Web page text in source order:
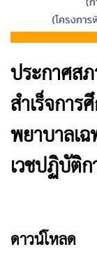
ประกาศส
สำเร็จกา
พยาบาลเ
เวชปฏิบัติ
ดาวน์โหลด